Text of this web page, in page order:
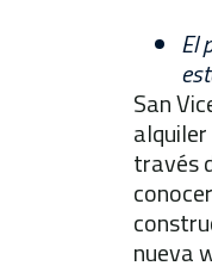
El
San
través
nueva